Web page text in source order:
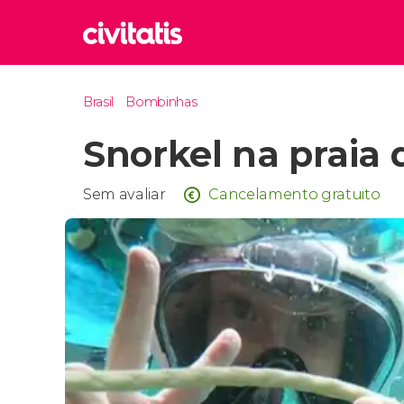
Reino
Turquia
Brasil Bombinhas
Snorkel na praia
Sem avaliar Cancelamento gratuito